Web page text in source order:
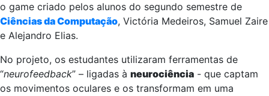
o game criado pelos alunos do segundo semestre de
Ciências da Computação, Victória Medeiros, Samuel Zaire
e Alejandro Elias.
No projeto, os estudantes utilizaram ferramentas de
“neurofeedback” – ligadas à neurociência - que captam
os movimentos oculares e os transformam em uma